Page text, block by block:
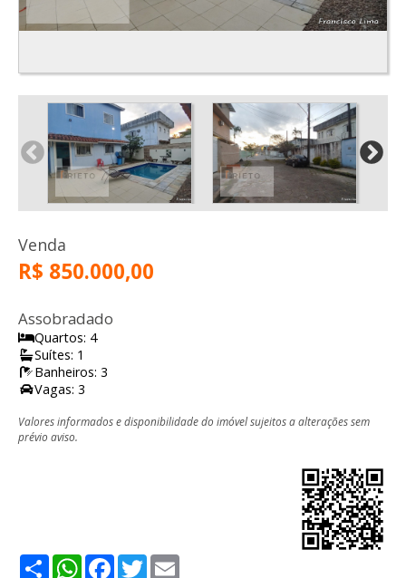
Venda
R$ 850.000,00
Assobradado
Quartos: 4
Suítes: 1
Banheiros: 3
Vagas: 3
Valores informados e disponibilidade do imóvel sujeitos a alterações sem
prévio aviso.
ShareWhatsApp
Facebook
Twitter